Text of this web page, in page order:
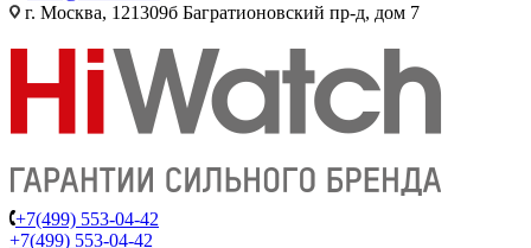
г. Москва, 121309б Багратионовский пр-д, дом 7
+7(499) 553-04-42
+7(499) 553-04-42